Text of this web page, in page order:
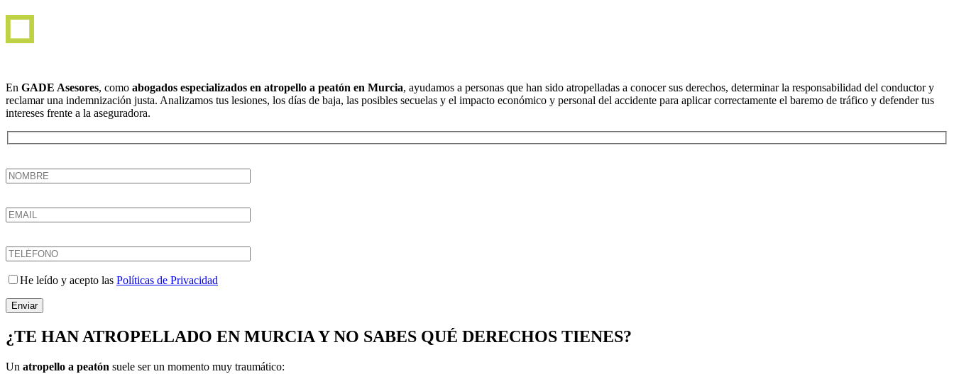
En GADE Asesores, como abogados especializados en atropello a peatón en Murcia, ayudamos a personas que han sido atropelladas a conocer sus derechos, determinar la responsabilidad del conductor y
reclamar una indemnización justa. Analizamos tus lesiones, los días de baja, las posibles secuelas y el impacto económico y personal del accidente para aplicar correctamente el baremo de tráfico y defender tus
intereses frente a la aseguradora.
He leído y acepto las Políticas de Privacidad
Enviar
¿TE HAN ATROPELLADO EN MURCIA Y NO SABES QUÉ DERECHOS TIENES?
Un atropello a peatón suele ser un momento muy traumático: